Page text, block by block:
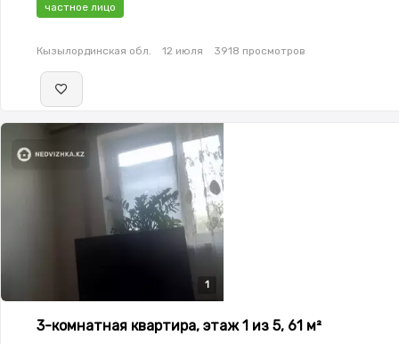
частное лицо
Кызылординская обл. 12 июля 3918 просмотров
1
3-комнатная квартира, этаж 1 из 5, 61 м²